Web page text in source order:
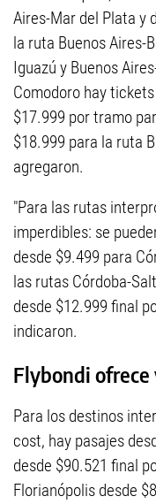
Aires-Mar del Plata y
la ruta Buenos Aires-
Iguazú y Buenos
Comodoro hay
$17.999 por tramo
$18.999 para la ruta
agregaron.
"Para las rutas
imperdibles: se
desde $9.499 para
las rutas Córdoba-
desde $12.999 final
indicaron.
Flybondi ofrece
Para los destinos
cost, hay pasajes
desde $90.521 final
Florianópolis desde